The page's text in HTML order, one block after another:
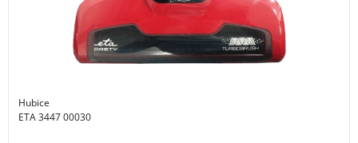
Hubice
ETA 3447 00030